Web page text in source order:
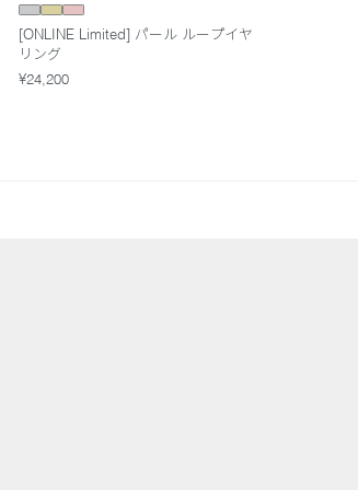
[ONLINE Limited] パール ループイヤ
リング
¥24,200